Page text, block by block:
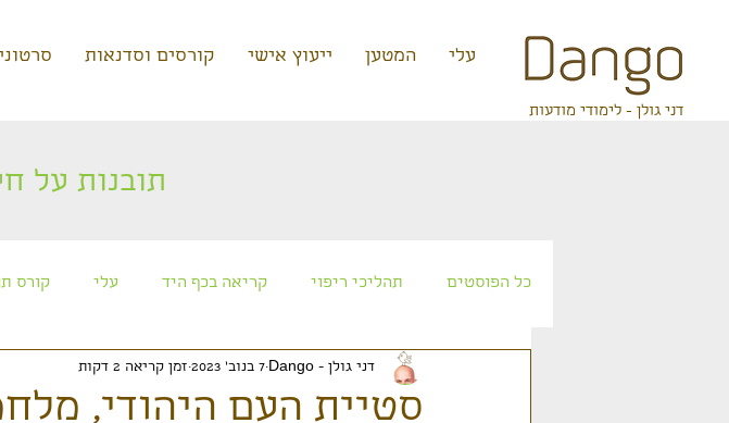
קצת עלי המטען ייעוץ אישי קורסים וסדנאות
דני גולן - לימודי מודעות
תובנות על
כל הפוסטים תהליכי ריפוי קריאה בכף היד עלי קורס
עתידנות זרעי כוכבים ותרבויות חוצניות דני גולן - Dango 7 בנוב׳ 2023 זמן קריאה 2 דקות